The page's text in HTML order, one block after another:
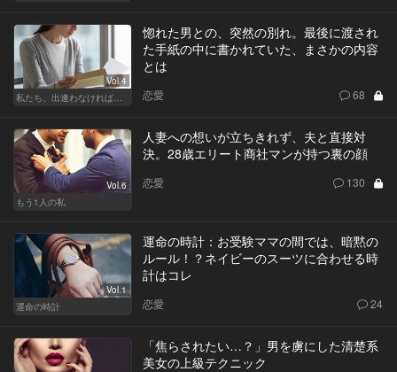
Vol.4
惚れた男との、突然の別れ。最後に渡され
た手紙の中に書かれていた、まさかの内容
とは
恋愛 68
Vol.6
もう1人の私
人妻への想いが立ちきれず、夫と直接対
決。28歳エリート商社マンが持つ裏の顔
恋愛 130
Vol.1
運命の時計
運命の時計：お受験ママの間では、暗黙の
ルール！？ネイビーのスーツに合わせる時
計はコレ
恋愛 24
「焦らされたい…？」男を虜にした清楚系
美女の上級テクニック